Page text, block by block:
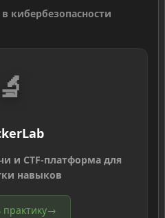
кибербезопасности
🔬
и CTF-платформа для
навыков
→